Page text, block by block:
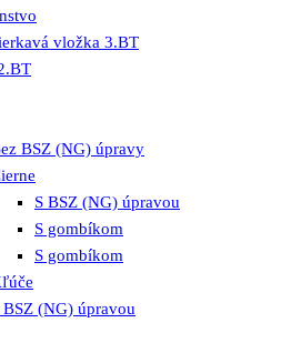
vložka 3.BT
BSZ (NG) úpravy
S BSZ (NG) úpravou
S gombíkom
S gombíkom
BSZ (NG) úpravou